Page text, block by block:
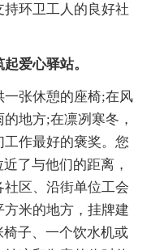
环卫工人的良好社
爱心驿站。
张休憩的座椅;在风
地方;在凛冽寒冬，
作最好的褒奖。您
了与他们的距离，
区、沿街单位工会
米的地方，挂牌建
子、一个饮水机或